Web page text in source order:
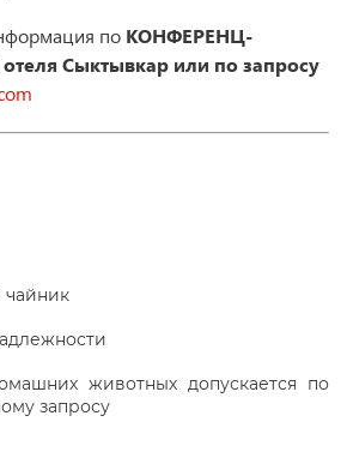
по КОНФЕРЕНЦ-
отеля Сыктывкар или по запросу
чайник
животных допускается по
запросу